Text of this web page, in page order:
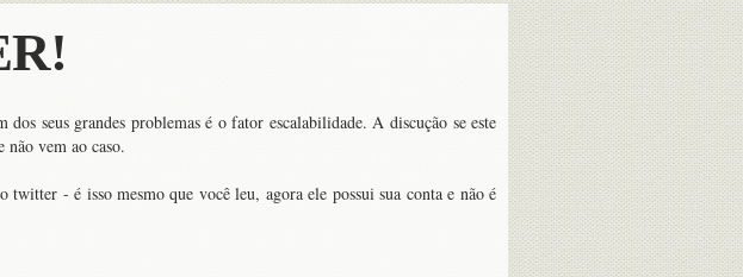
dos seus grandes problemas é o fator escalabilidade. A discução se este
vem ao caso.
twitter - é isso mesmo que você leu, agora ele possui sua conta e não é